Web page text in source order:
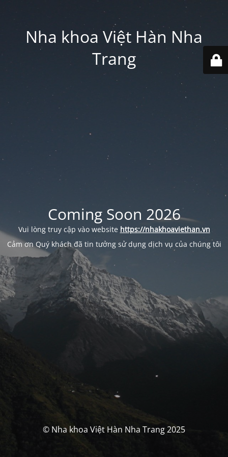
Nha khoa Việt Hàn Nha
Trang
Coming Soon 2026
Vui lòng truy cập vào website https://nhakhoaviethan.vn
Cảm ơn Quý khách đã tin tưởng sử dụng dịch vụ của chúng tôi
© Nha khoa Việt Hàn Nha Trang 2025